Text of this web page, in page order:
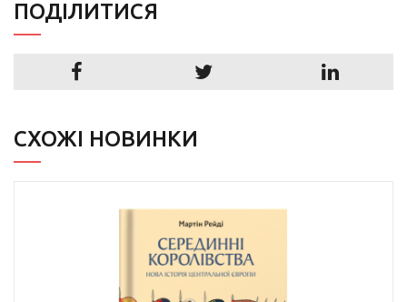
ПОДIЛИТИСЯ
СХОЖІ НОВИНКИ